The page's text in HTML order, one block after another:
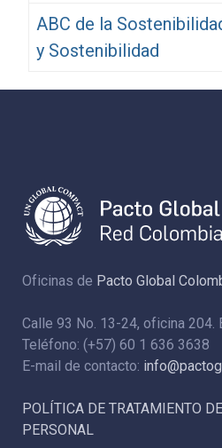
ABC de la
y Sostenibilidad
Oficinas de Pacto Global
Calle 93 No. 13-24, oficina 204.
Teléfono: (+57) 60 1 636 3638
E-mail de contacto:
POLÍTICA DE TRATAMIENTO
PERSONAL